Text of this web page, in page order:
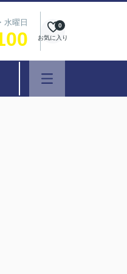
水曜日
お気に入り
0